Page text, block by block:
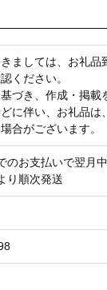
ましては、お礼品
ください。
づき、作成・掲載
に伴い、お礼品は
合がございます。
のお支払いで翌月
り順次発送